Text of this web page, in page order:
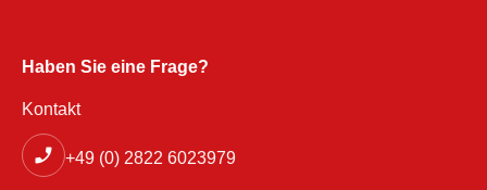
Haben Sie eine Frage?
Kontakt
+49 (0) 2822 6023979